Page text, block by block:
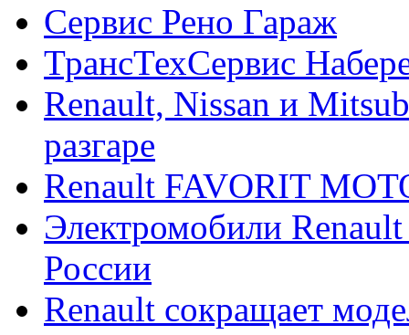
Сервис Рено Гараж
ТрансТехСервис
Renault, Nissan и
разгаре
Renault FAVORIT
Электромобили
России
Renault сокращает